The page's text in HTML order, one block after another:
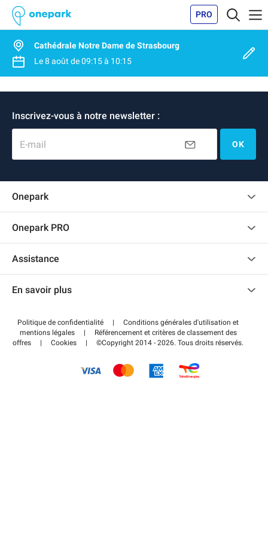
PRO
Cathédrale Notre Dame de Strasbourg
Le8 août de09:15à 10:15
Inscrivez-vous à notre newsletter :
E-mail OK
Onepark
Recrutement
Onepark PRO
Accéder à mon espace partenaire
Assistance
Centre d'aide
Régler votre stationnement FLOW
En savoir plus
Wiki
Guide du stationnement
Politique de confidentialité |
Conditions générales d'utilisation et
mentions légales
|
Référencement et critères de classement des
offres
| Cookies | ©Copyright 2014 - 2026. Tous droits réservés.